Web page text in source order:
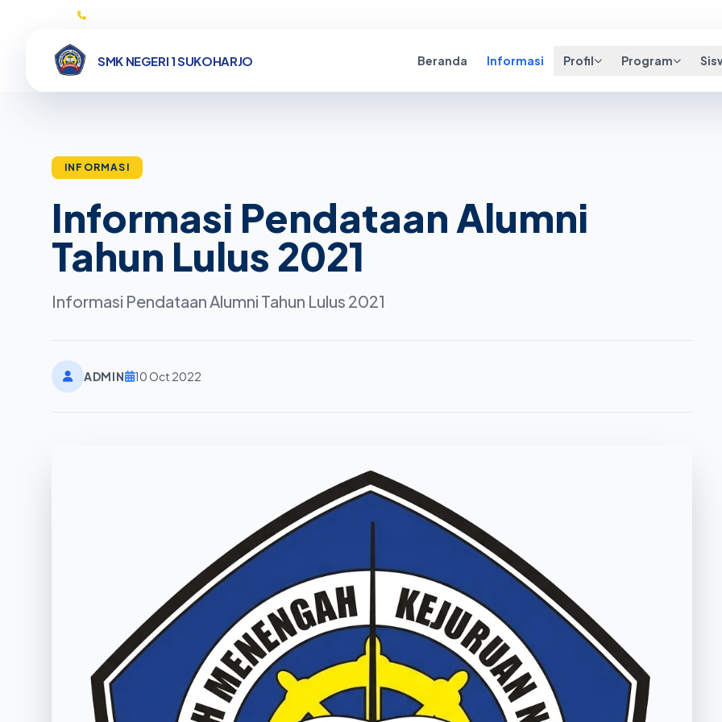
SMK NEGERI 1 SUKOHARJO Beranda Informasi Profil Program
INFORMASI
Informasi Pendataan Alumni
Tahun Lulus 2021
Informasi Pendataan Alumni Tahun Lulus 2021
ADMIN 10 Oct 2022